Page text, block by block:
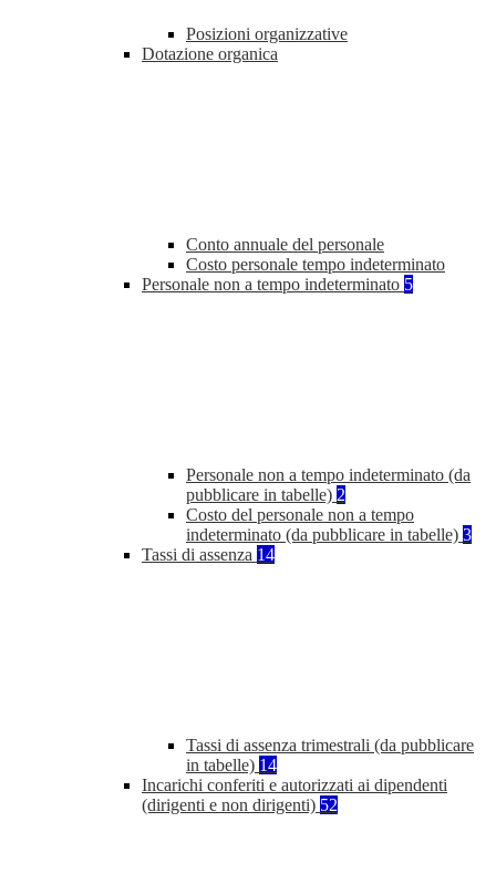
Posizioni organizzative
Dotazione organica
Conto annuale del personale
Costo personale tempo indeterminato
Personale non a tempo indeterminato 5
Personale non a tempo indeterminato (da
pubblicare in tabelle) 2
Costo del personale non a tempo
indeterminato (da pubblicare in tabelle) 3
Tassi di assenza 14
Tassi di assenza trimestrali (da pubblicare
in tabelle) 14
Incarichi conferiti e autorizzati ai dipendenti
(dirigenti e non dirigenti) 52